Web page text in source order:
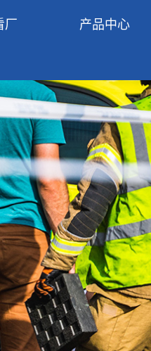
产品中心